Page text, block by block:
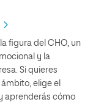
figura del CHO, un
y la
Si quieres
elige el
aprenderás cómo